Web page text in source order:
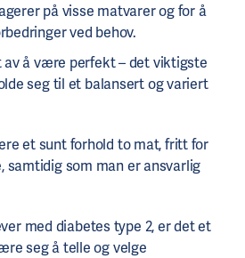
på visse matvarer og for å
ved behov.
av å være perfekt – det viktigste
seg til et balansert og variert
et sunt forhold to mat, fritt for
samtidig som man er ansvarlig
med diabetes type 2, er det et
seg å telle og velge